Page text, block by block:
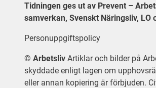
Tidningen ges ut av Prevent –
samverkan, Svenskt Näringsliv, LO
Personuppgiftspolicy
© Arbetsliv Artiklar och bilder på
skyddade enligt lagen om
eller annan kopiering är förbjuden.